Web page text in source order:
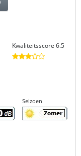
Kwaliteitsscore 6.5
Seizoen